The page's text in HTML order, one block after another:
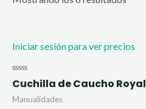
Iniciar sesión para ver precios
Valorado
con
0
de
Cuchilla de Caucho Royal
Manualidades